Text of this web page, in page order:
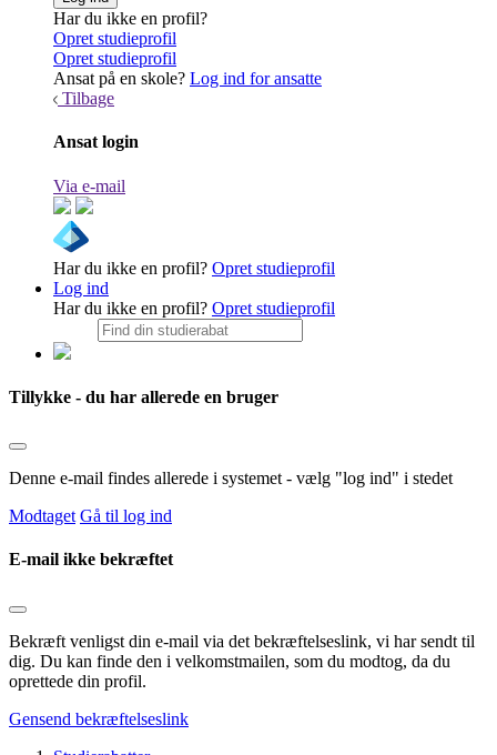
Har du ikke en profil?
Opret studieprofil
Opret studieprofil
Ansat på en skole? Log ind for ansatte
Tilbage
Ansat login
Via e-mail
Har du ikke en profil? Opret studieprofil
Log ind
Har du ikke en profil? Opret studieprofil
Tillykke - du har allerede en bruger
Denne e-mail findes allerede i systemet - vælg "log ind" i stedet
Modtaget Gå til log ind
E-mail ikke bekræftet
Bekræft venligst din e-mail via det bekræftelseslink, vi har sendt til
dig. Du kan finde den i velkomstmailen, som du modtog, da du
oprettede din profil.
Gensend bekræftelseslink